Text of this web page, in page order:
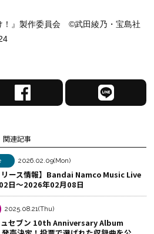
！』製作委員会 ©武田綾乃・宝島社
L
I
で
シ
ェ
ア
る
関連記事
2026.02.09(Mon)
リース情報】Bandai Namco Music Live
日～2026年02月08日
2025.08.21(Thu)
ュセブン 10th Anniversary Album